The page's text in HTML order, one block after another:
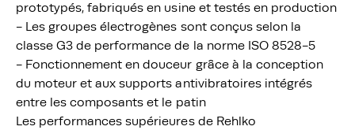
prototypés, fabriqués en usine et testés en production
- Les groupes électrogènes sont conçus selon la
classe G3 de performance de la norme ISO 8528-5
- Fonctionnement en douceur grâce à la conception
du moteur et aux supports antivibratoires intégrés
entre les composants et le patin
Les performances supérieures de Rehlko